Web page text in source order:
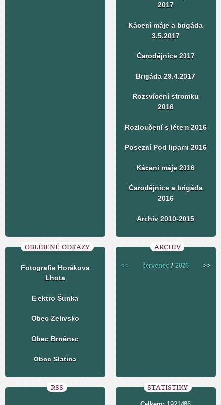
2017
Kácení máje a brigáda
3.5.2017
Čarodějnice 2017
Brigáda 29.4.2017
Rozsvícení stromku
2016
Rozloučení s létem 2016
Posezní Pod lipami 2016
Kácení máje 2016
Čarodějnice a brigáda
2016
Archiv 2010-2015
OBLÍBENÉ ODKAZY
Fotografie Horákova
Lhota
Elektro Šunka
Obec Želivsko
Obec Brněnec
Obec Slatina
ARCHIV
<< červenec /2026 >>
RSS STATISTIKY